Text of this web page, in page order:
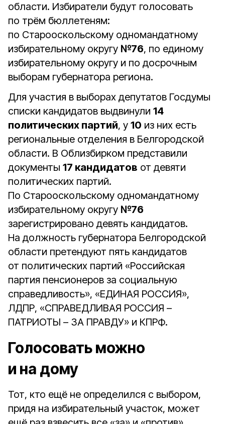
области. Избиратели будут голосовать
по трём бюллетеням:
по Старооскольскому одномандатному
избирательному округу №76, по единому
избирательному округу и по досрочным
выборам губернатора региона.
Для участия в выборах депутатов Госдумы
списки кандидатов выдвинули 14
политических партий, у 10 из них есть
региональные отделения в Белгородской
области. В Облизбирком представили
документы 17 кандидатов от девяти
политических партий.
По Старооскольскому одномандатному
избирательному округу №76
зарегистрировано девять кандидатов.
На должность губернатора Белгородской
области претендуют пять кандидатов
от политических партий «Российская
партия пенсионеров за социальную
справедливость», «ЕДИНАЯ РОССИЯ»,
ЛДПР, «СПРАВЕДЛИВАЯ РОССИЯ –
ПАТРИОТЫ – ЗА ПРАВДУ» и КПРФ.
Голосовать можно
и на дому
Тот, кто ещё не определился с выбором,
придя на избирательный участок, может